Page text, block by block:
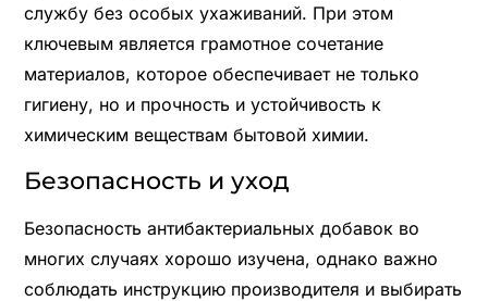
службу без особых ухаживаний. При этом
ключевым является грамотное сочетание
материалов, которое обеспечивает не только
гигиену, но и прочность и устойчивость к
химическим веществам бытовой химии.
Безопасность и уход
Безопасность антибактериальных добавок во
многих случаях хорошо изучена, однако важно
соблюдать инструкцию производителя и выбирать